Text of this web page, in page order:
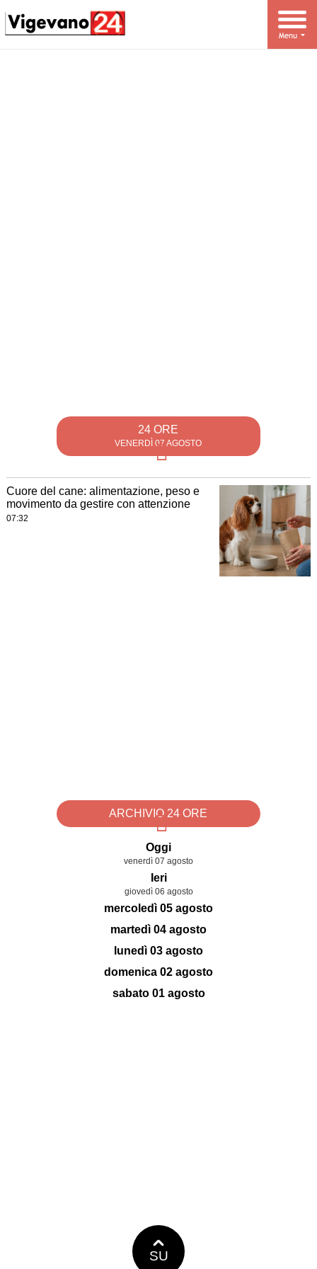
24 ORE
VENERDÌ 07 AGOSTO
Cuore del cane: alimentazione, peso e
movimento da gestire con attenzione
07:32
ARCHIVIO 24 ORE
Oggi
venerdì 07 agosto
Ieri
giovedì 06 agosto
mercoledì 05 agosto
martedì 04 agosto
lunedì 03 agosto
domenica 02 agosto
sabato 01 agosto
SU